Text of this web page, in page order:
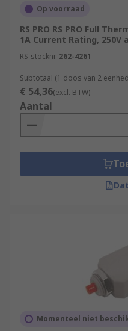
Thermal magnetic circuit
often used in distribution
part of the subsidiary
overcurrent.
What are thermal
breakers used for?
Thermal automotive
protect electrical
vehicles, including cars,
Op voorraad
RS PRO RS PRO Full
1A Current Rating, 250V
RS-stocknr. 262-4261
Subtotaal (1 doos van 2
€ 54,36(excl. BTW)
Aantal
Momenteel niet